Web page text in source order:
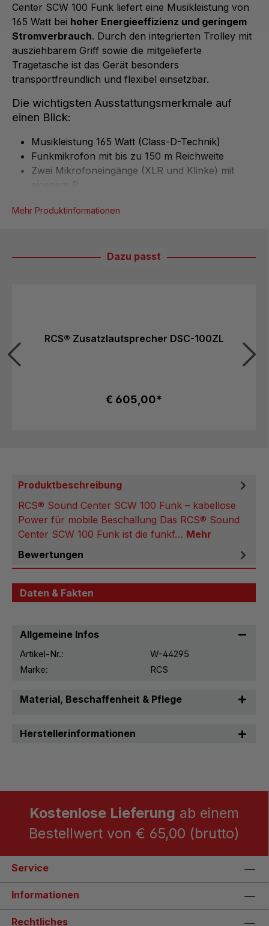
Center SCW 100 Funk liefert eine Musikleistung von
165 Watt bei hoher Energieeffizienz und geringem
Stromverbrauch. Durch den integrierten Trolley mit
ausziehbarem Griff sowie die mitgelieferte
Tragetasche ist das Gerät besonders
transportfreundlich und flexibel einsetzbar.
Die wichtigsten Ausstattungsmerkmale auf
einen Blick:
Musikleistung 165 Watt (Class-D-Technik)
Funkmikrofon mit bis zu 150 m Reichweite
Zwei Mikrofoneingänge (XLR und Klinke) mit
Mehr Produktinformationen
Dazu passt
RCS® Zusatzlautsprecher DSC-100ZL
€ 605,00*
Produktbeschreibung
RCS® Sound Center SCW 100 Funk – kabellose
Power für mobile Beschallung Das RCS® Sound
Center SCW 100 Funk ist die funkf… Mehr
Bewertungen
Daten & Fakten
Allgemeine Infos
Artikel-Nr.:
W-44295
Marke:
RCS
Material, Beschaffenheit & Pflege
Herstellerinformationen
Kostenlose Lieferung ab einem
Bestellwert von € 65,00 (brutto)
Service
Informationen
Rechtliches